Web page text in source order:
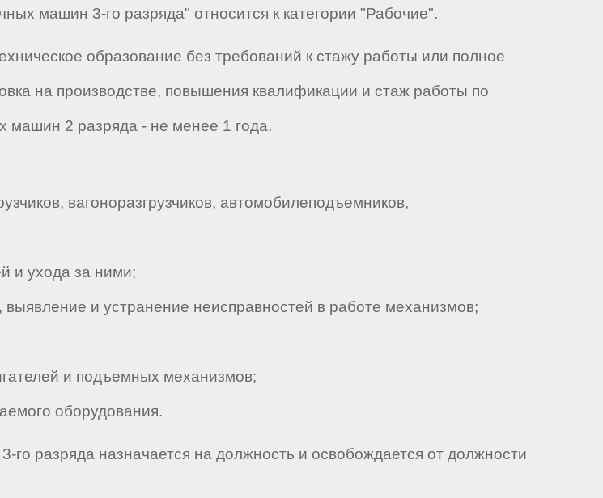
машин 3-го разряда" относится к категории "Рабочие".
образование без требований к стажу работы или полное
на производстве, повышения квалификации и стаж работы по
машин 2 разряда - не менее 1 года.
вагоноразгрузчиков, автомобилеподъемников,
и ухода за ними;
и устранение неисправностей в работе механизмов;
и подъемных механизмов;
оборудования.
разряда назначается на должность и освобождается от должности